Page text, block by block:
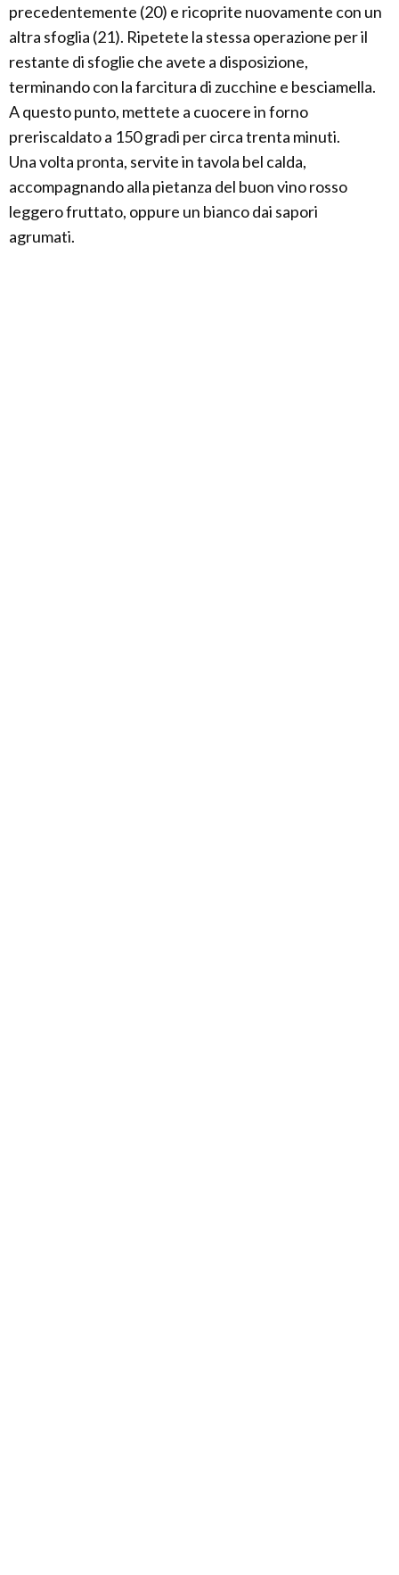
precedentemente (20) e ricoprite nuovamente con un
altra sfoglia (21). Ripetete la stessa operazione per il
restante di sfoglie che avete a disposizione,
terminando con la farcitura di zucchine e besciamella.
A questo punto, mettete a cuocere in forno
preriscaldato a 150 gradi per circa trenta minuti.
Una volta pronta, servite in tavola bel calda,
accompagnando alla pietanza del buon vino rosso
leggero fruttato, oppure un bianco dai sapori
agrumati.